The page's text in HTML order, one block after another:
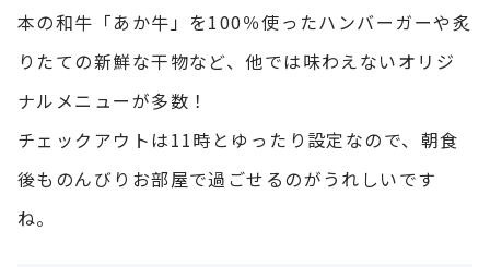
本の和牛「あか牛」を100％使ったハンバーガーや炙
りたての新鮮な干物など、他では味わえないオリジ
ナルメニューが多数！
チェックアウトは11時とゆったり設定なので、朝食
後ものんびりお部屋で過ごせるのがうれしいです
ね。